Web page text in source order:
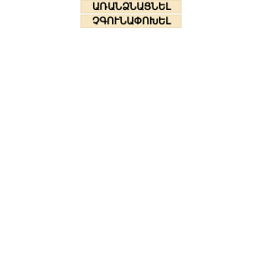
ԱՌԱՆՁՆԱՑՆԵԼ
ՉԳՈՒՆԱՓՈԽԵԼ